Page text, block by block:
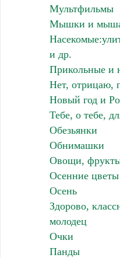
Мультфильмы
Мышки и
и др.
Прикольные и
Нет, отрицаю,
Новый год и
Тебе, о тебе,
Обезьянки
Обнимашки
Овощи,
Осенние цветы
Осень
Здорово,
молодец
Очки
Панды